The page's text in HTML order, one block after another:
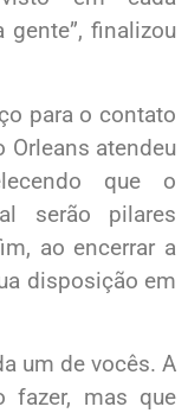
finalizou
para o contato
atendeu
que o
serão pilares
ao encerrar a
disposição em
um de vocês. A
fazer, mas que